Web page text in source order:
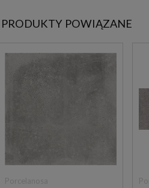
PRODUKTY POWIĄZANE